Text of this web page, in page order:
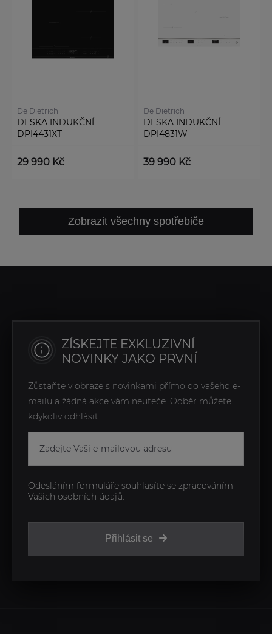
De Dietrich
DESKA INDUKČNÍ
DPI4431XT
29 990 Kč
De Dietrich
DESKA INDUKČNÍ
DPI4831W
39 990 Kč
Zobrazit všechny spotřebiče
ZÍSKEJTE EXKLUZIVNÍ
NOVINKY JAKO PRVNÍ
Zůstaňte v obraze s novinkami přímo do vašeho e-
mailu a žádná akce vám neuteče. Odběr můžete
kdykoliv odhlásit.
Přihlásit se
Odesláním formuláře souhlasíte se zpracováním
Vašich osobních údajů.